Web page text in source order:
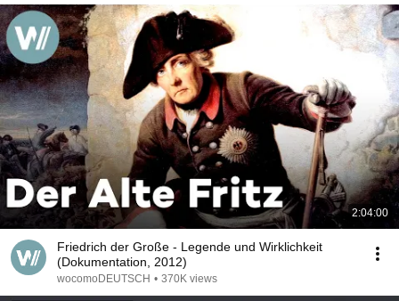
2:04:00
Friedrich der Große - Legende und Wirklichkeit
(Dokumentation, 2012)
wocomoDEUTSCH • 370K views